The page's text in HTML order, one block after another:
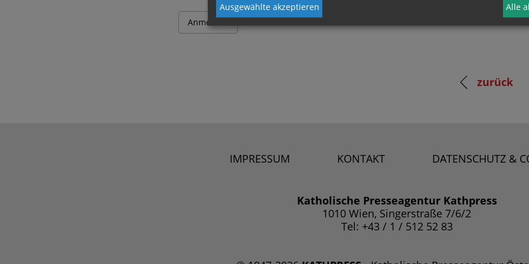
zurück
IMPRESSUM KONTAKT DATENSCHUTZ &
Katholische Presseagentur Kathpress
1010 Wien, Singerstraße 7/6/2
Tel: +43 / 1 / 512 52 83
Ausgewählte akzeptieren Alle